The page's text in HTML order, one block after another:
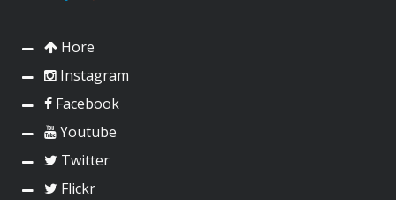
Hore
Instagram
Facebook
Youtube
Twitter
Flickr